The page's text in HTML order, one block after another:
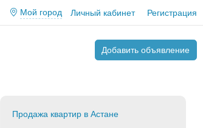
Мой город Личный кабинет Регистрация
Добавить объявление
Продажа квартир в Астане